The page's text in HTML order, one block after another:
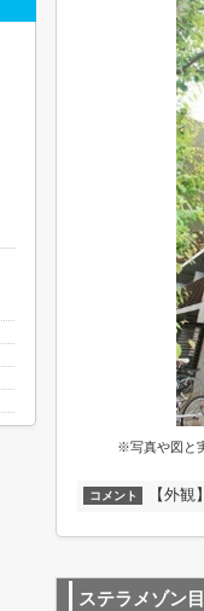
※写真や図と
コメント 【外観】
ステラメゾン